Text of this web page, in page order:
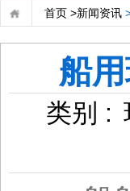
首页 >新闻资讯
船
类别 :